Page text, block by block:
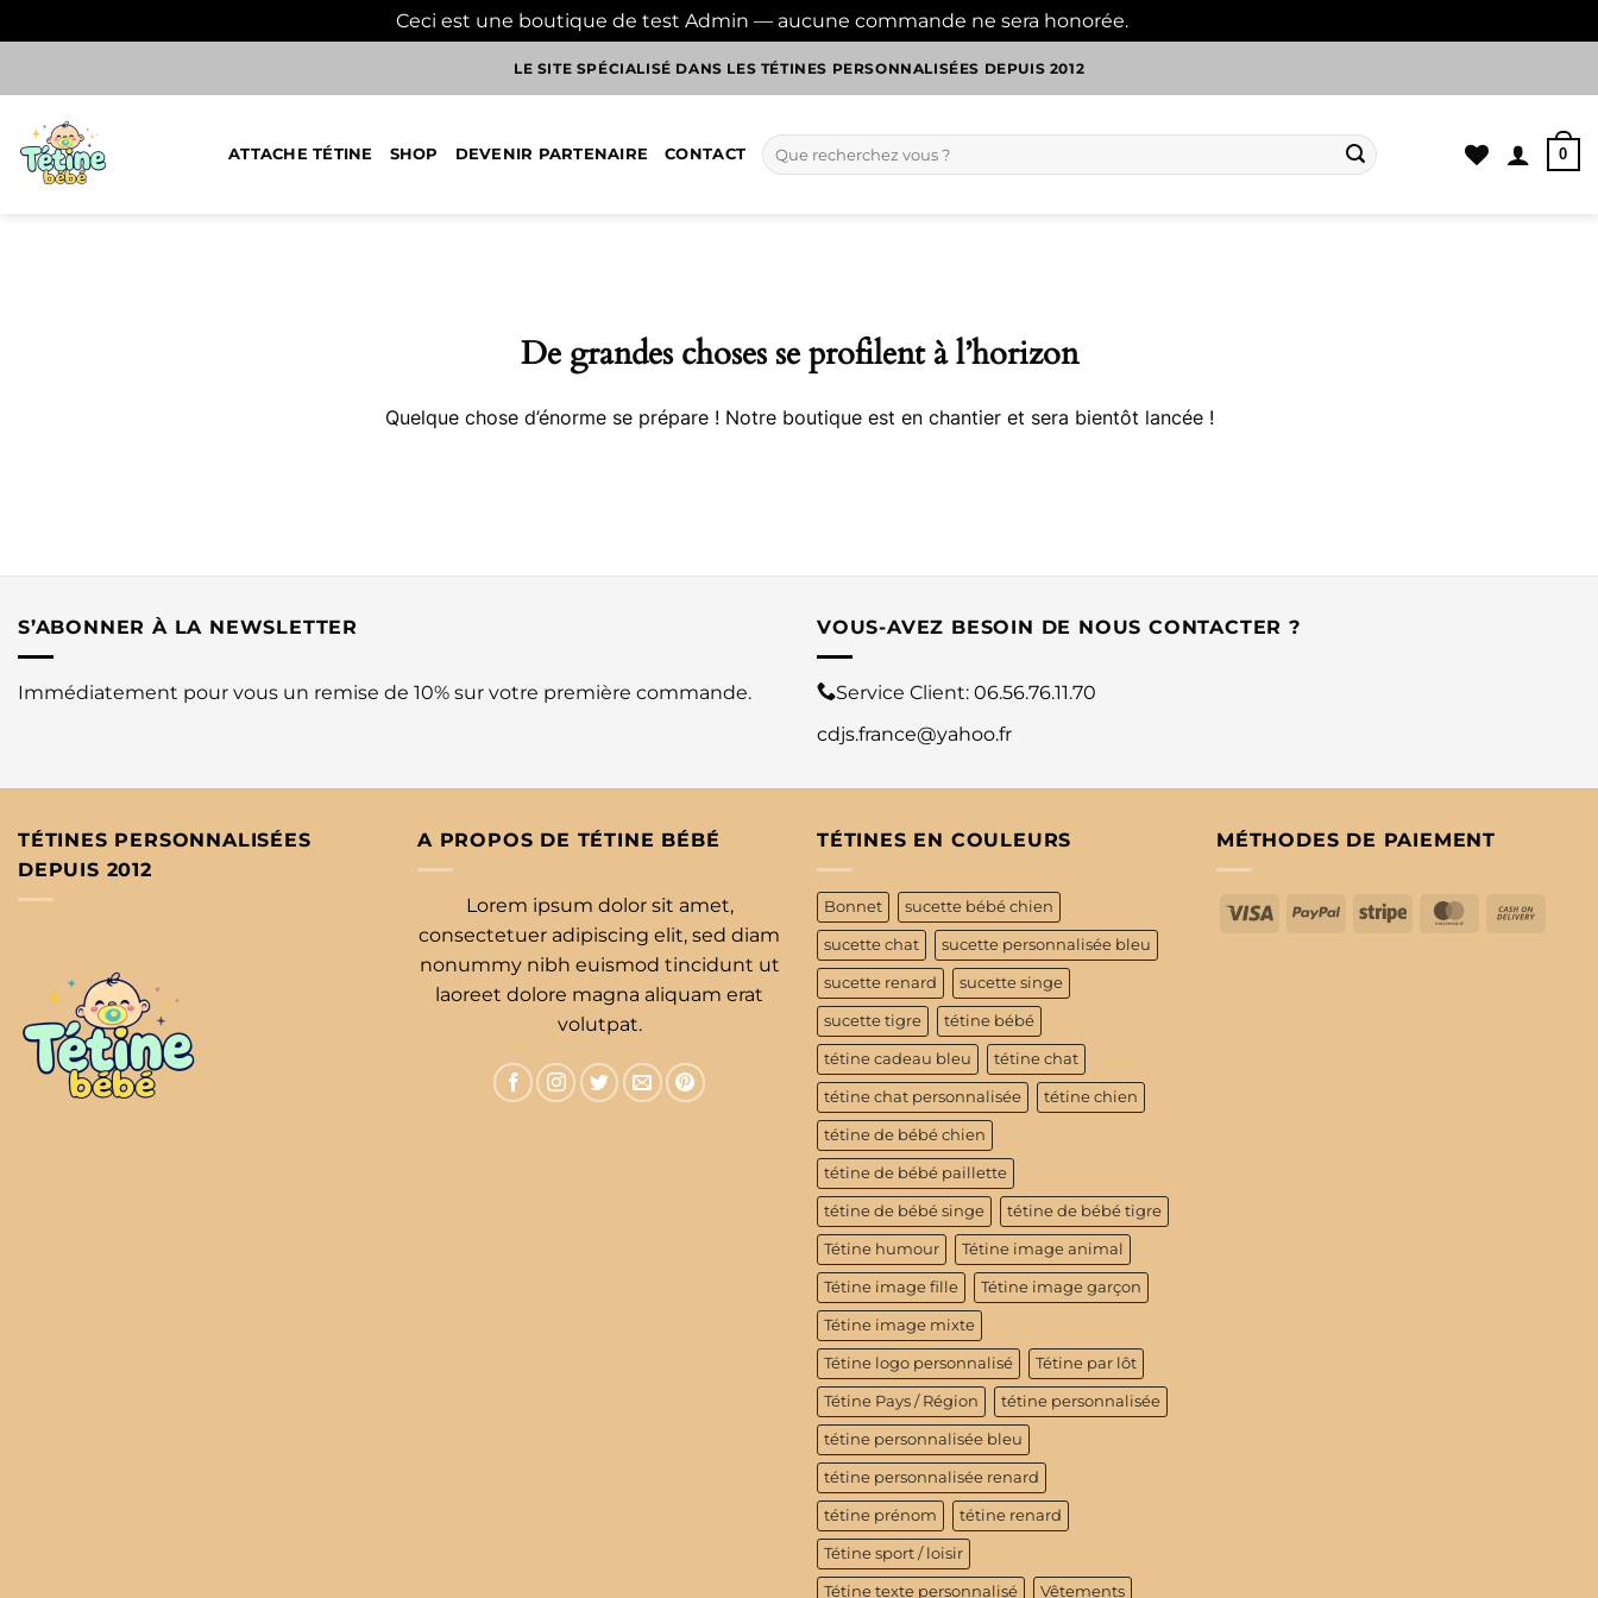
Ceci est une boutique de test Admin — aucune commande ne sera honorée.
LE SITE SPÉCIALISÉ DANS LES TÉTINES PERSONNALISÉES DEPUIS 2012
ATTACHE TÉTINE SHOP DEVENIR PARTENAIRE CONTACT
Recherche
pour :
0
De grandes choses se profilent à l’horizon
Quelque chose d’énorme se prépare ! Notre boutique est en chantier et sera bientôt lancée !
S’ABONNER À LA NEWSLETTER
Immédiatement pour vous un remise de 10% sur votre première commande.
VOUS-AVEZ BESOIN DE NOUS CONTACTER ?
Service Client: 06.56.76.11.70
cdjs.france@yahoo.fr
TÉTINES PERSONNALISÉES
DEPUIS 2012
A PROPOS DE TÉTINE BÉBÉ
Lorem ipsum dolor sit amet,
consectetuer adipiscing elit, sed diam
nonummy nibh euismod tincidunt ut
laoreet dolore magna aliquam erat
volutpat.
TÉTINES EN COULEURS
Bonnet sucette bébé chien
sucette chat sucette personnalisée bleu
sucette renard sucette singe
sucette tigre tétine bébé
tétine cadeau bleu tétine chat
tétine chat personnalisée tétine chien
tétine de bébé chien
tétine de bébé paillette
tétine de bébé singe tétine de bébé tigre
Tétine humour Tétine image animal
Tétine image fille Tétine image garçon
Tétine image mixte
Tétine logo personnalisé Tétine par lôt
Tétine Pays / Région tétine personnalisée
tétine personnalisée bleu
tétine personnalisée renard
tétine prénom tétine renard
Tétine sport / loisir
Tétine texte personnalisé Vêtements
MÉTHODES DE PAIEMENT
Visa PayPalStripe MasterCard